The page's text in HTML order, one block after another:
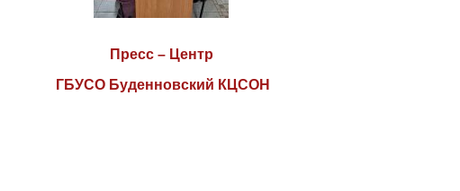
Пресс – Центр
ГБУСО Буденновский КЦСОН